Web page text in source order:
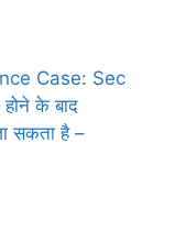
Case: Sec
के बाद
सकता है –